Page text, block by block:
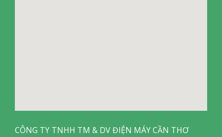
CÔNG TY TNHH TM & DV ĐIỆN MÁY CẦN THƠ